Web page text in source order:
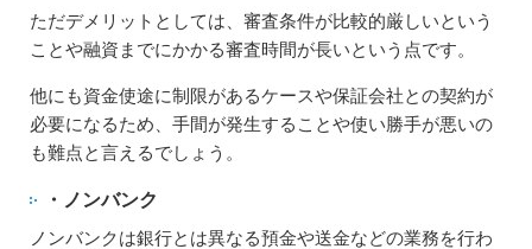
ただデメリットとしては、審査条件が比較的厳しいという
ことや融資までにかかる審査時間が長いという点です。
他にも資金使途に制限があるケースや保証会社との契約が
必要になるため、手間が発生することや使い勝手が悪いの
も難点と言えるでしょう。
・ノンバンク
ノンバンクは銀行とは異なる預金や送金などの業務を行わ